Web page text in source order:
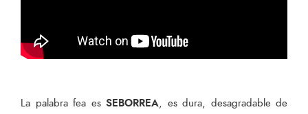
La palabra fea es SEBORREA, es dura, desagradable de